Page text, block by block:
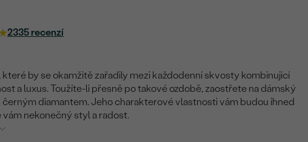
2335 recenzí
které by se okamžitě zařadily mezi každodenní skvosty kombinující
a luxus. Toužíte-li přesně po takové ozdobě, zaostřete na dámský
černým diamantem. Jeho charakterové vlastnosti vám budou ihned
nekonečný styl a radost.